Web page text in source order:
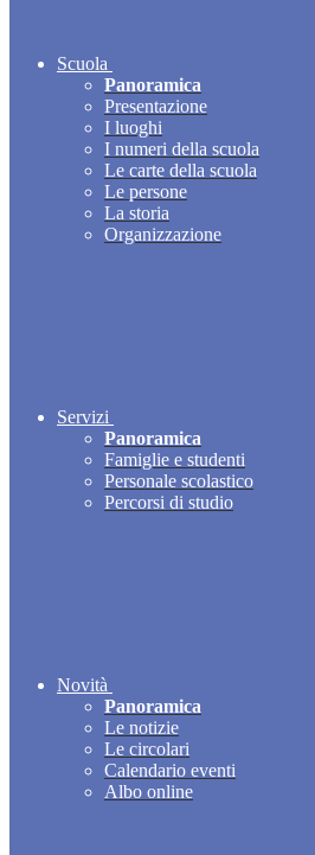
Scuola
Panoramica
Presentazione
I luoghi
I numeri della scuola
Le carte della scuola
Le persone
La storia
Organizzazione
Servizi
Panoramica
Famiglie e studenti
Personale scolastico
Percorsi di studio
Novità
Panoramica
Le notizie
Le circolari
Calendario eventi
Albo online